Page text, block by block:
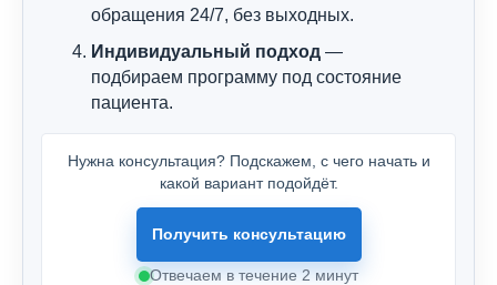
обращения 24/7, без выходных.
Индивидуальный подход —
подбираем программу под состояние
пациента.
Нужна консультация? Подскажем, с чего начать и
какой вариант подойдёт.
Получить консультацию
Отвечаем в течение 2 минут